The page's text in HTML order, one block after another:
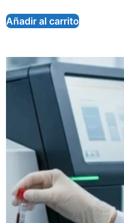
Añadir al carrito